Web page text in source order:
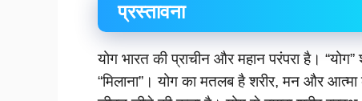
प्रस्तावना
योग भारत की प्राचीन और महान परंपरा है।
“मिलाना”। योग का मतलब है शरीर, मन और